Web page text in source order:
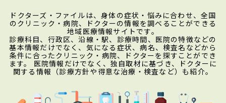
ドクターズ・ファイルは、身体の症状・悩みに合わせ、全国
のクリニック・病院、ドクターの情報を調べることができる
地域医療情報サイトです。
診療科目、行政区、沿線・駅、診療時間、医院の特徴などの
基本情報だけでなく、気になる症状、病名、検査名などから
条件に合ったクリニック・病院、ドクターを探すことができ
ます。 医院情報だけでなく、独自取材に基づき、ドクターに
関する情報（診療方針や得意な治療・検査など）も紹介。